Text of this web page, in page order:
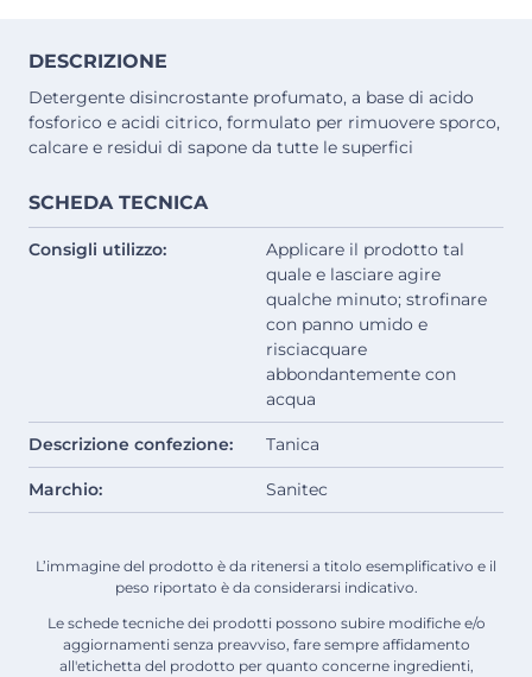
DESCRIZIONE
Detergente disincrostante profumato, a base di acido
fosforico e acidi citrico, formulato per rimuovere sporco,
calcare e residui di sapone da tutte le superfici
SCHEDA TECNICA
Consigli utilizzo:
Applicare il prodotto tal
quale e lasciare agire
qualche minuto; strofinare
con panno umido e
risciacquare
abbondantemente con
acqua
Descrizione confezione: Tanica
Marchio: Sanitec
L’immagine del prodotto è da ritenersi a titolo esemplificativo e il
peso riportato è da considerarsi indicativo.
Le schede tecniche dei prodotti possono subire modifiche e/o
aggiornamenti senza preavviso, fare sempre affidamento
all'etichetta del prodotto per quanto concerne ingredienti,